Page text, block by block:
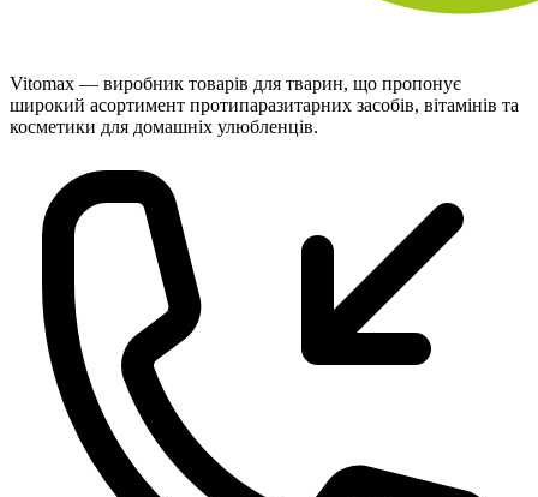
Vitomax — виробник товарів для тварин, що пропонує
широкий асортимент протипаразитарних засобів, вітамінів та
косметики для домашніх улюбленців.